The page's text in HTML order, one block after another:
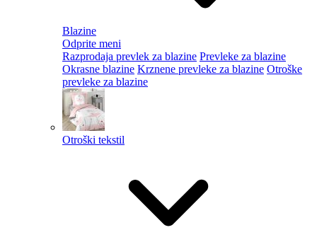
Blazine
Odprite meni
Razprodaja prevlek za blazine Prevleke za blazine
Okrasne blazine Krznene prevleke za blazine Otroške
prevleke za blazine
Otroški tekstil